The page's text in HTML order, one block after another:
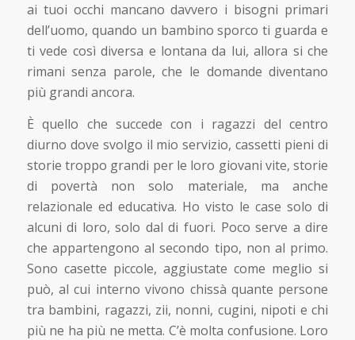
ai tuoi occhi mancano davvero i bisogni primari
dell’uomo, quando un bambino sporco ti guarda e
ti vede così diversa e lontana da lui, allora si che
rimani senza parole, che le domande diventano
più grandi ancora.
È quello che succede con i ragazzi del centro
diurno dove svolgo il mio servizio, cassetti pieni di
storie troppo grandi per le loro giovani vite, storie
di povertà non solo materiale, ma anche
relazionale ed educativa. Ho visto le case solo di
alcuni di loro, solo dal di fuori. Poco serve a dire
che appartengono al secondo tipo, non al primo.
Sono casette piccole, aggiustate come meglio si
può, al cui interno vivono chissà quante persone
tra bambini, ragazzi, zii, nonni, cugini, nipoti e chi
più ne ha più ne metta. C’è molta confusione. Loro